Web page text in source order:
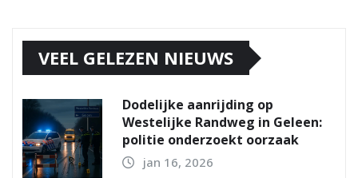
VEEL GELEZEN NIEUWS
Dodelijke aanrijding op
Westelijke Randweg in Geleen:
politie onderzoekt oorzaak
jan 16, 2026